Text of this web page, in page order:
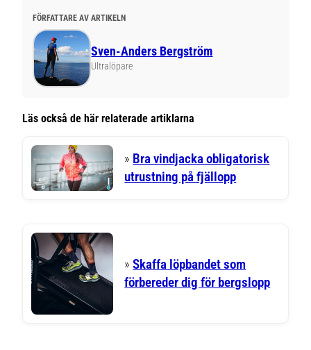
FÖRFATTARE AV ARTIKELN
Sven-Anders Bergström
Ultralöpare
Läs också de här relaterade artiklarna
» Bra vindjacka obligatorisk
utrustning på fjällopp
»Skaffa löpbandet som
förbereder dig för bergslopp